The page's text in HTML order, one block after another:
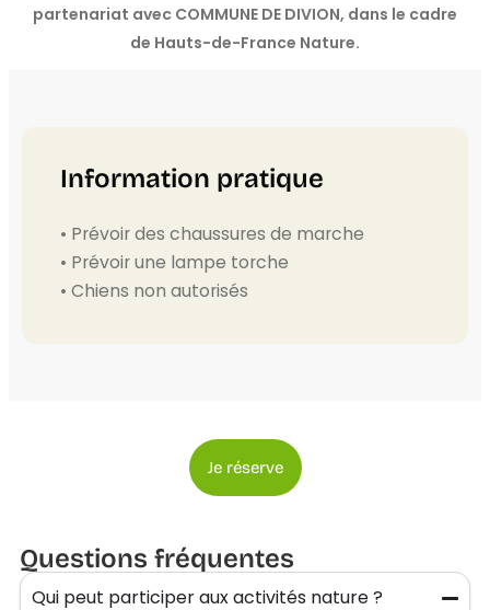
partenariat avec COMMUNE DE DIVION, dans le cadre
de Hauts-de-France Nature.
Information pratique
• Prévoir des chaussures de marche
• Prévoir une lampe torche
• Chiens non autorisés
Je réserve
Questions fréquentes
Qui peut participer aux activités nature ?